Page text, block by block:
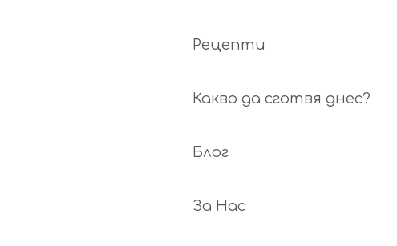
Рецепти
Какво да сготвя днес?
Блог
За Нас